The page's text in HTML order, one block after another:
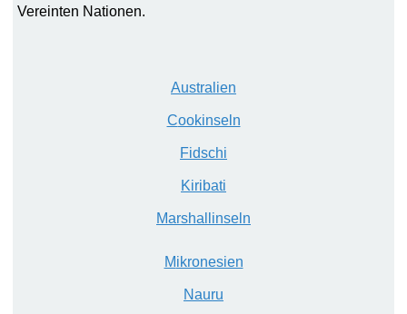
Vereinten Nationen.
Australien
Cookinseln
Fidschi
Kiribati
Marshallinseln
Mikronesien
Nauru